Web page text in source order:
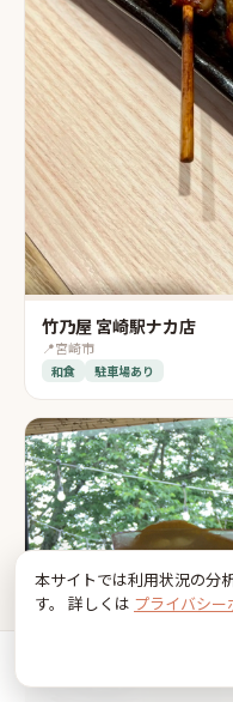
竹乃屋 宮崎駅ナカ店
📍宮崎市
和食 駐車場あり
本サイトでは利用状況の分
す。 詳しくは プライバシー